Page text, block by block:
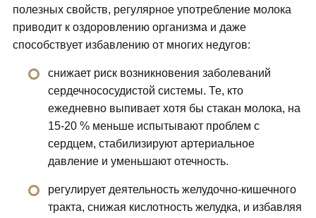
полезных свойств, регулярное употребление молока
приводит к оздоровлению организма и даже
способствует избавлению от многих недугов:
снижает риск возникновения заболеваний
сердечнососудистой системы. Те, кто
ежедневно выпивает хотя бы стакан молока, на
15-20 % меньше испытывают проблем с
сердцем, стабилизируют артериальное
давление и уменьшают отечность.
регулирует деятельность желудочно-кишечного
тракта, снижая кислотность желудка, и избавляя